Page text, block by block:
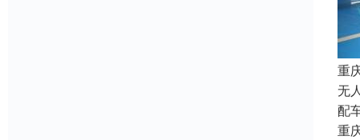
重
无
配
重